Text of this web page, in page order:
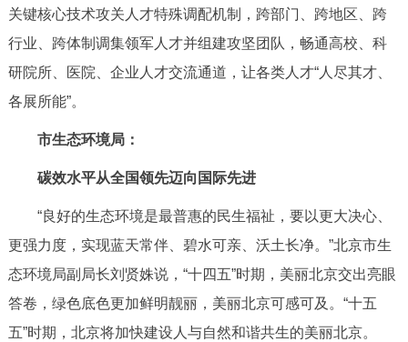
关键核心技术攻关人才特殊调配机制，跨部门、跨地区、跨
行业、跨体制调集领军人才并组建攻坚团队，畅通高校、科
研院所、医院、企业人才交流通道，让各类人才“人尽其才、
各展所能”。
市生态环境局：
碳效水平从全国领先迈向国际先进
“良好的生态环境是最普惠的民生福祉，要以更大决心、
更强力度，实现蓝天常伴、碧水可亲、沃土长净。”北京市生
态环境局副局长刘贤姝说，“十四五”时期，美丽北京交出亮眼
答卷，绿色底色更加鲜明靓丽，美丽北京可感可及。“十五
五”时期，北京将加快建设人与自然和谐共生的美丽北京。